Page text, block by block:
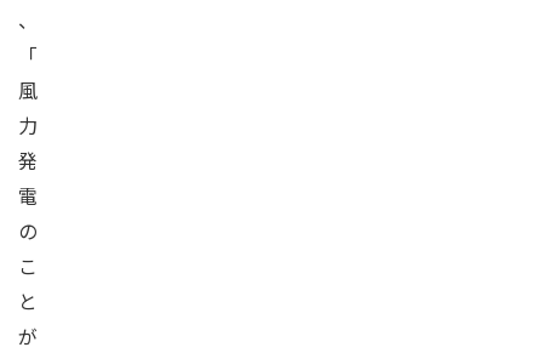
、
「
風
力
発
電
の
こ
と
が